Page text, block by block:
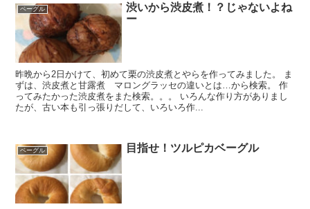
ベーグル
渋いから渋皮煮！？じゃないよね
ー
昨晩から2日かけて、初めて栗の渋皮煮とやらを作ってみました。 ま
ずは、渋皮煮と甘露煮 マロングラッセの違いとは…から検索。 作
ってみたかった渋皮煮をまた検索。。。 いろんな作り方がありまし
たが、古い本も引っ張りだして、いろいろ作...
ベーグル 目指せ！ツルピカベーグル